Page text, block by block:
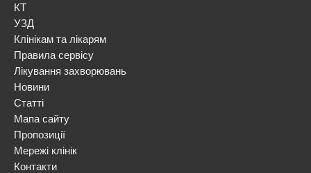
КТ
УЗД
Клінікам та лікарям
Правила сервісу
Лікування захворювань
Новини
Статті
Мапа сайту
Пропозиції
Мережі клінік
Контакти